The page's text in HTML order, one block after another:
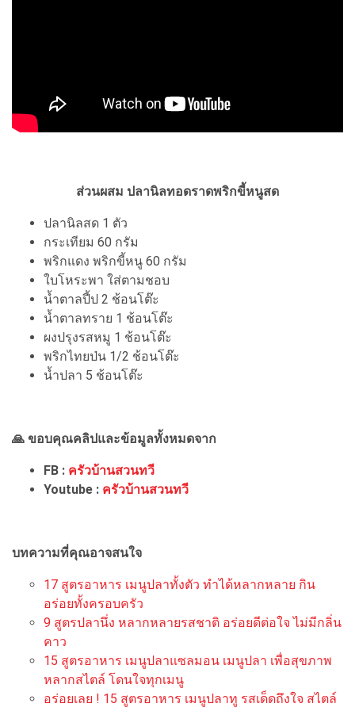
ส่วนผสม ปลานิลทอดราดพริกขี้หนูสด
ปลานิลสด 1 ตัว
กระเทียม 60 กรัม
พริกแดง พริกขี้หนู 60 กรัม
ใบโหระพา ใส่ตามชอบ
น้ำตาลปี้ป 2 ช้อนโต๊ะ
น้ำตาลทราย 1 ช้อนโต๊ะ
ผงปรุงรสหมู 1 ช้อนโต๊ะ
พริกไทยป่น 1/2 ช้อนโต๊ะ
น้ำปลา 5 ช้อนโต๊ะ
🙏 ขอบคุณคลิปและข้อมูลทั้งหมดจาก
FB : ครัวบ้านสวนทวี
Youtube : ครัวบ้านสวนทวี
บทความที่คุณอาจสนใจ
17 สูตรอาหาร เมนูปลาทั้งตัว ทำได้หลากหลาย กิน
อร่อยทั้งครอบครัว
9 สูตรปลานึ่ง หลากหลายรสชาติ อร่อยดีต่อใจ ไม่มีกลิ่น
คาว
15 สูตรอาหาร เมนูปลาแซลมอน เมนูปลา เพื่อสุขภาพ
หลากสไตล์ โดนใจทุกเมนู
อร่อยเลย ! 15 สูตรอาหาร เมนูปลาทู รสเด็ดถึงใจ สไตล์